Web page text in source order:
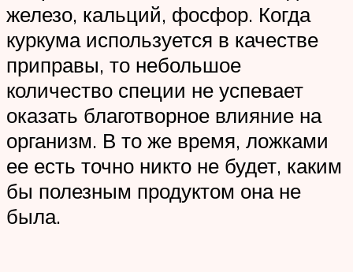
железо, кальций, фосфор. Когда
куркума используется в качестве
приправы, то небольшое
количество специи не успевает
оказать благотворное влияние на
организм. В то же время, ложками
ее есть точно никто не будет, каким
бы полезным продуктом она не
была.